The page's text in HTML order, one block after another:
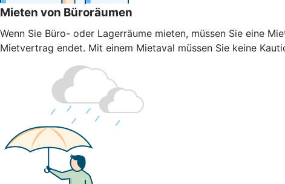
Mieten von Büroräumen
Wenn Sie Büro- oder Lagerräume mieten, müssen Sie eine
Mietvertrag endet. Mit einem Mietaval müssen Sie keine